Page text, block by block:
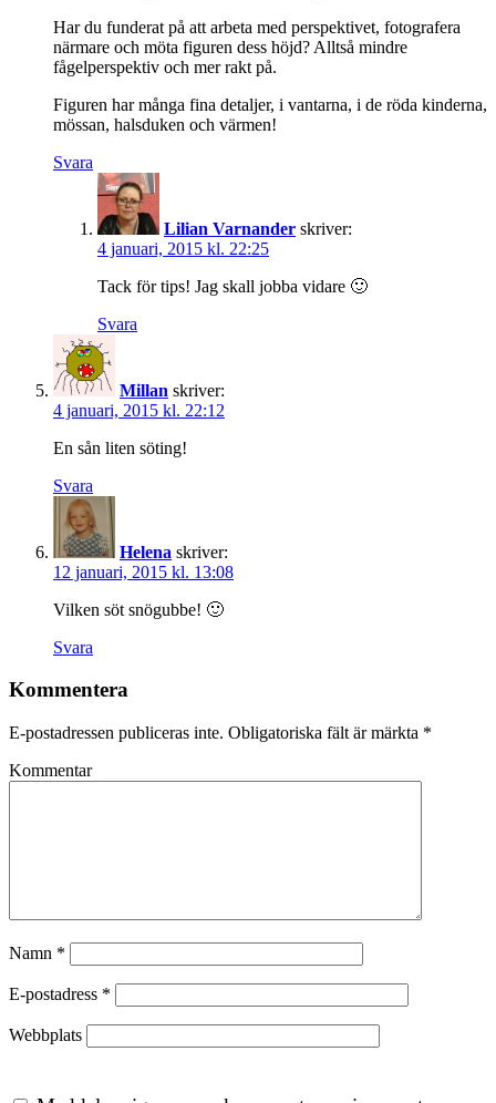
Har du funderat på att arbeta med perspektivet, fotografera
närmare och möta figuren dess höjd? Alltså mindre
fågelperspektiv och mer rakt på.
Figuren har många fina detaljer, i vantarna, i de röda kinderna,
mössan, halsduken och värmen!
Svara
Lilian Varnander skriver:
4 januari, 2015 kl. 22:25
Tack för tips! Jag skall jobba vidare 🙂
Svara
Millan skriver:
4 januari, 2015 kl. 22:12
En sån liten söting!
Svara
Helena skriver:
12 januari, 2015 kl. 13:08
Vilken söt snögubbe! 🙂
Svara
Kommentera
E-postadressen publiceras inte. Obligatoriska fält är märkta *
Kommentar
Namn *
E-postadress *
Webbplats